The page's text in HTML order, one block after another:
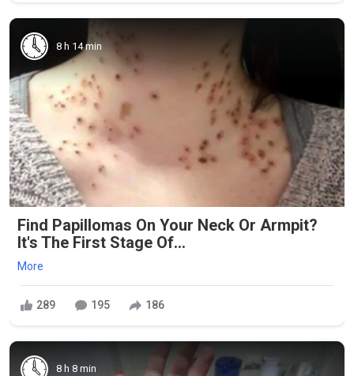
8 h 14 min
Find Papillomas On Your Neck Or Armpit?
It's The First Stage Of...
More
289 195 186
8 h 8 min